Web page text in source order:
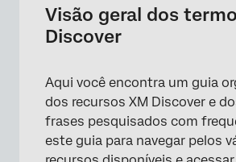
Lista de termos
Visão geral dos
Discover
Aqui você encontra um guia
dos recursos XM Discover e
frases pesquisados com
este guia para navegar pelos